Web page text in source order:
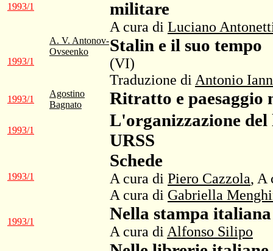
1993/1
militare
A cura di Luciano
1993/1
A. V. Antonov-
Ovseenko
Stalin e il suo tempo
(VI)
Traduzione di Antonio
1993/1
Agostino
Bagnato
Ritratto e paesaggio
1993/1
L'organizzazione del
URSS
1993/1
Schede
A cura di Piero Cazzola, A
A cura di Gabriella
1993/1 Nella stampa italiana
A cura di Alfonso Silipo